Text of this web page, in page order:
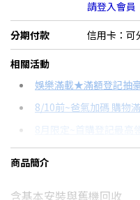
請登入會員
分期付款 信用卡：可
＊實際可分期數、適用利率
信用卡分期
分期數
12期
每
相關活動
娛樂滿載★滿額登記抽
8/10前~爸氣加碼 購物
8月限定~首購登記最高
台灣大哥大Open
熱銷冷氣機推薦→點我看
商品簡介
含基本安裝與舊機回收